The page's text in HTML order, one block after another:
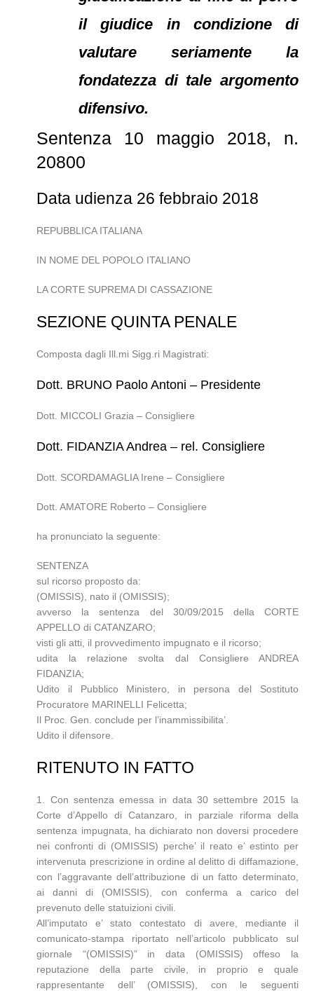
il giudice in condizione di
valutare seriamente la
fondatezza di tale argomento
difensivo.
Sentenza 10 maggio 2018, n.
20800
Data udienza 26 febbraio 2018
REPUBBLICA ITALIANA
IN NOME DEL POPOLO ITALIANO
LA CORTE SUPREMA DI CASSAZIONE
SEZIONE QUINTA PENALE
Composta dagli Ill.mi Sigg.ri Magistrati:
Dott. BRUNO Paolo Antoni – Presidente
Dott. MICCOLI Grazia – Consigliere
Dott. FIDANZIA Andrea – rel. Consigliere
Dott. SCORDAMAGLIA Irene – Consigliere
Dott. AMATORE Roberto – Consigliere
ha pronunciato la seguente:
SENTENZA
sul ricorso proposto da:
(OMISSIS), nato il (OMISSIS);
avverso la sentenza del 30/09/2015 della CORTE
APPELLO di CATANZARO;
visti gli atti, il provvedimento impugnato e il ricorso;
udita la relazione svolta dal Consigliere ANDREA
FIDANZIA;
Udito il Pubblico Ministero, in persona del Sostituto
Procuratore MARINELLI Felicetta;
Il Proc. Gen. conclude per l’inammissibilita’.
Udito il difensore.
RITENUTO IN FATTO
1. Con sentenza emessa in data 30 settembre 2015 la
Corte d’Appello di Catanzaro, in parziale riforma della
sentenza impugnata, ha dichiarato non doversi procedere
nei confronti di (OMISSIS) perche’ il reato e’ estinto per
intervenuta prescrizione in ordine al delitto di diffamazione,
con l’aggravante dell’attribuzione di un fatto determinato,
ai danni di (OMISSIS), con conferma a carico del
prevenuto delle statuizioni civili.
All’imputato e’ stato contestato di avere, mediante il
comunicato-stampa riportato nell’articolo pubblicato sul
giornale “(OMISSIS)” in data (OMISSIS) offeso la
reputazione della parte civile, in proprio e quale
rappresentante dell’ (OMISSIS), con le seguenti